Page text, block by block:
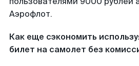
Аэрофлот.
Как еще сэкономить
билет на самолет без